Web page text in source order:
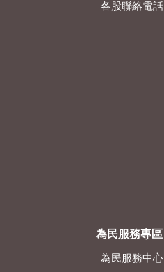
各股聯絡電話
為民服務專區
為民服務中心